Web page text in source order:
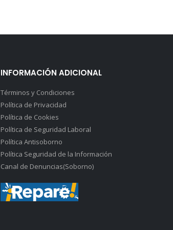
INFORMACIÓN ADICIONAL
Términos y Condiciones
Política de Privacidad
Política de Cookies
Política de Seguridad Laboral
Política Antisoborno
Política Seguridad de la Información
Canal de Denuncias(Soborno)